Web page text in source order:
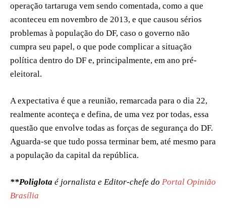
operação tartaruga vem sendo comentada, como a que
aconteceu em novembro de 2013, e que causou sérios
problemas à população do DF, caso o governo não
cumpra seu papel, o que pode complicar a situação
política dentro do DF e, principalmente, em ano pré-
eleitoral.
A expectativa é que a reunião, remarcada para o dia 22,
realmente aconteça e defina, de uma vez por todas, essa
questão que envolve todas as forças de segurança do DF.
Aguarda-se que tudo possa terminar bem, até mesmo para
a população da capital da república.
**Poliglota é jornalista e Editor-chefe do Portal Opinião
Brasília